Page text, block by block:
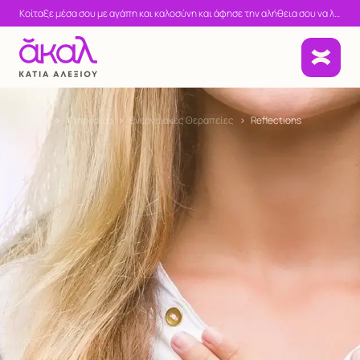
Ατομικές συνεδρίες
Σεμινάρια & Εργαστήρια
Εργαστήρια Συστημικής Αναπαράστασης
My Mindfulness
Κοίταξε μέσα σου με αγάπη και καλοσύνη και άφησε την αλήθεια σου να λάμψει!
> Υπηρεσίες > Ενεργειακές Θεραπείες > Reflections